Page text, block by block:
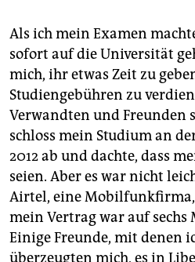
Als ich mein Examen
sofort auf die Universität
mich, ihr etwas Zeit zu
Studiengebühren zu
Verwandten und Freunden
schloss mein Studium an
2012 ab und dachte, dass
seien. Aber es war nicht
Airtel, eine
mein Vertrag war auf sechs
Einige Freunde, mit denen
überzeugten mich, es in